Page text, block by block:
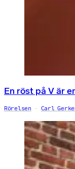
En röst på V är
Rörelsen Carl